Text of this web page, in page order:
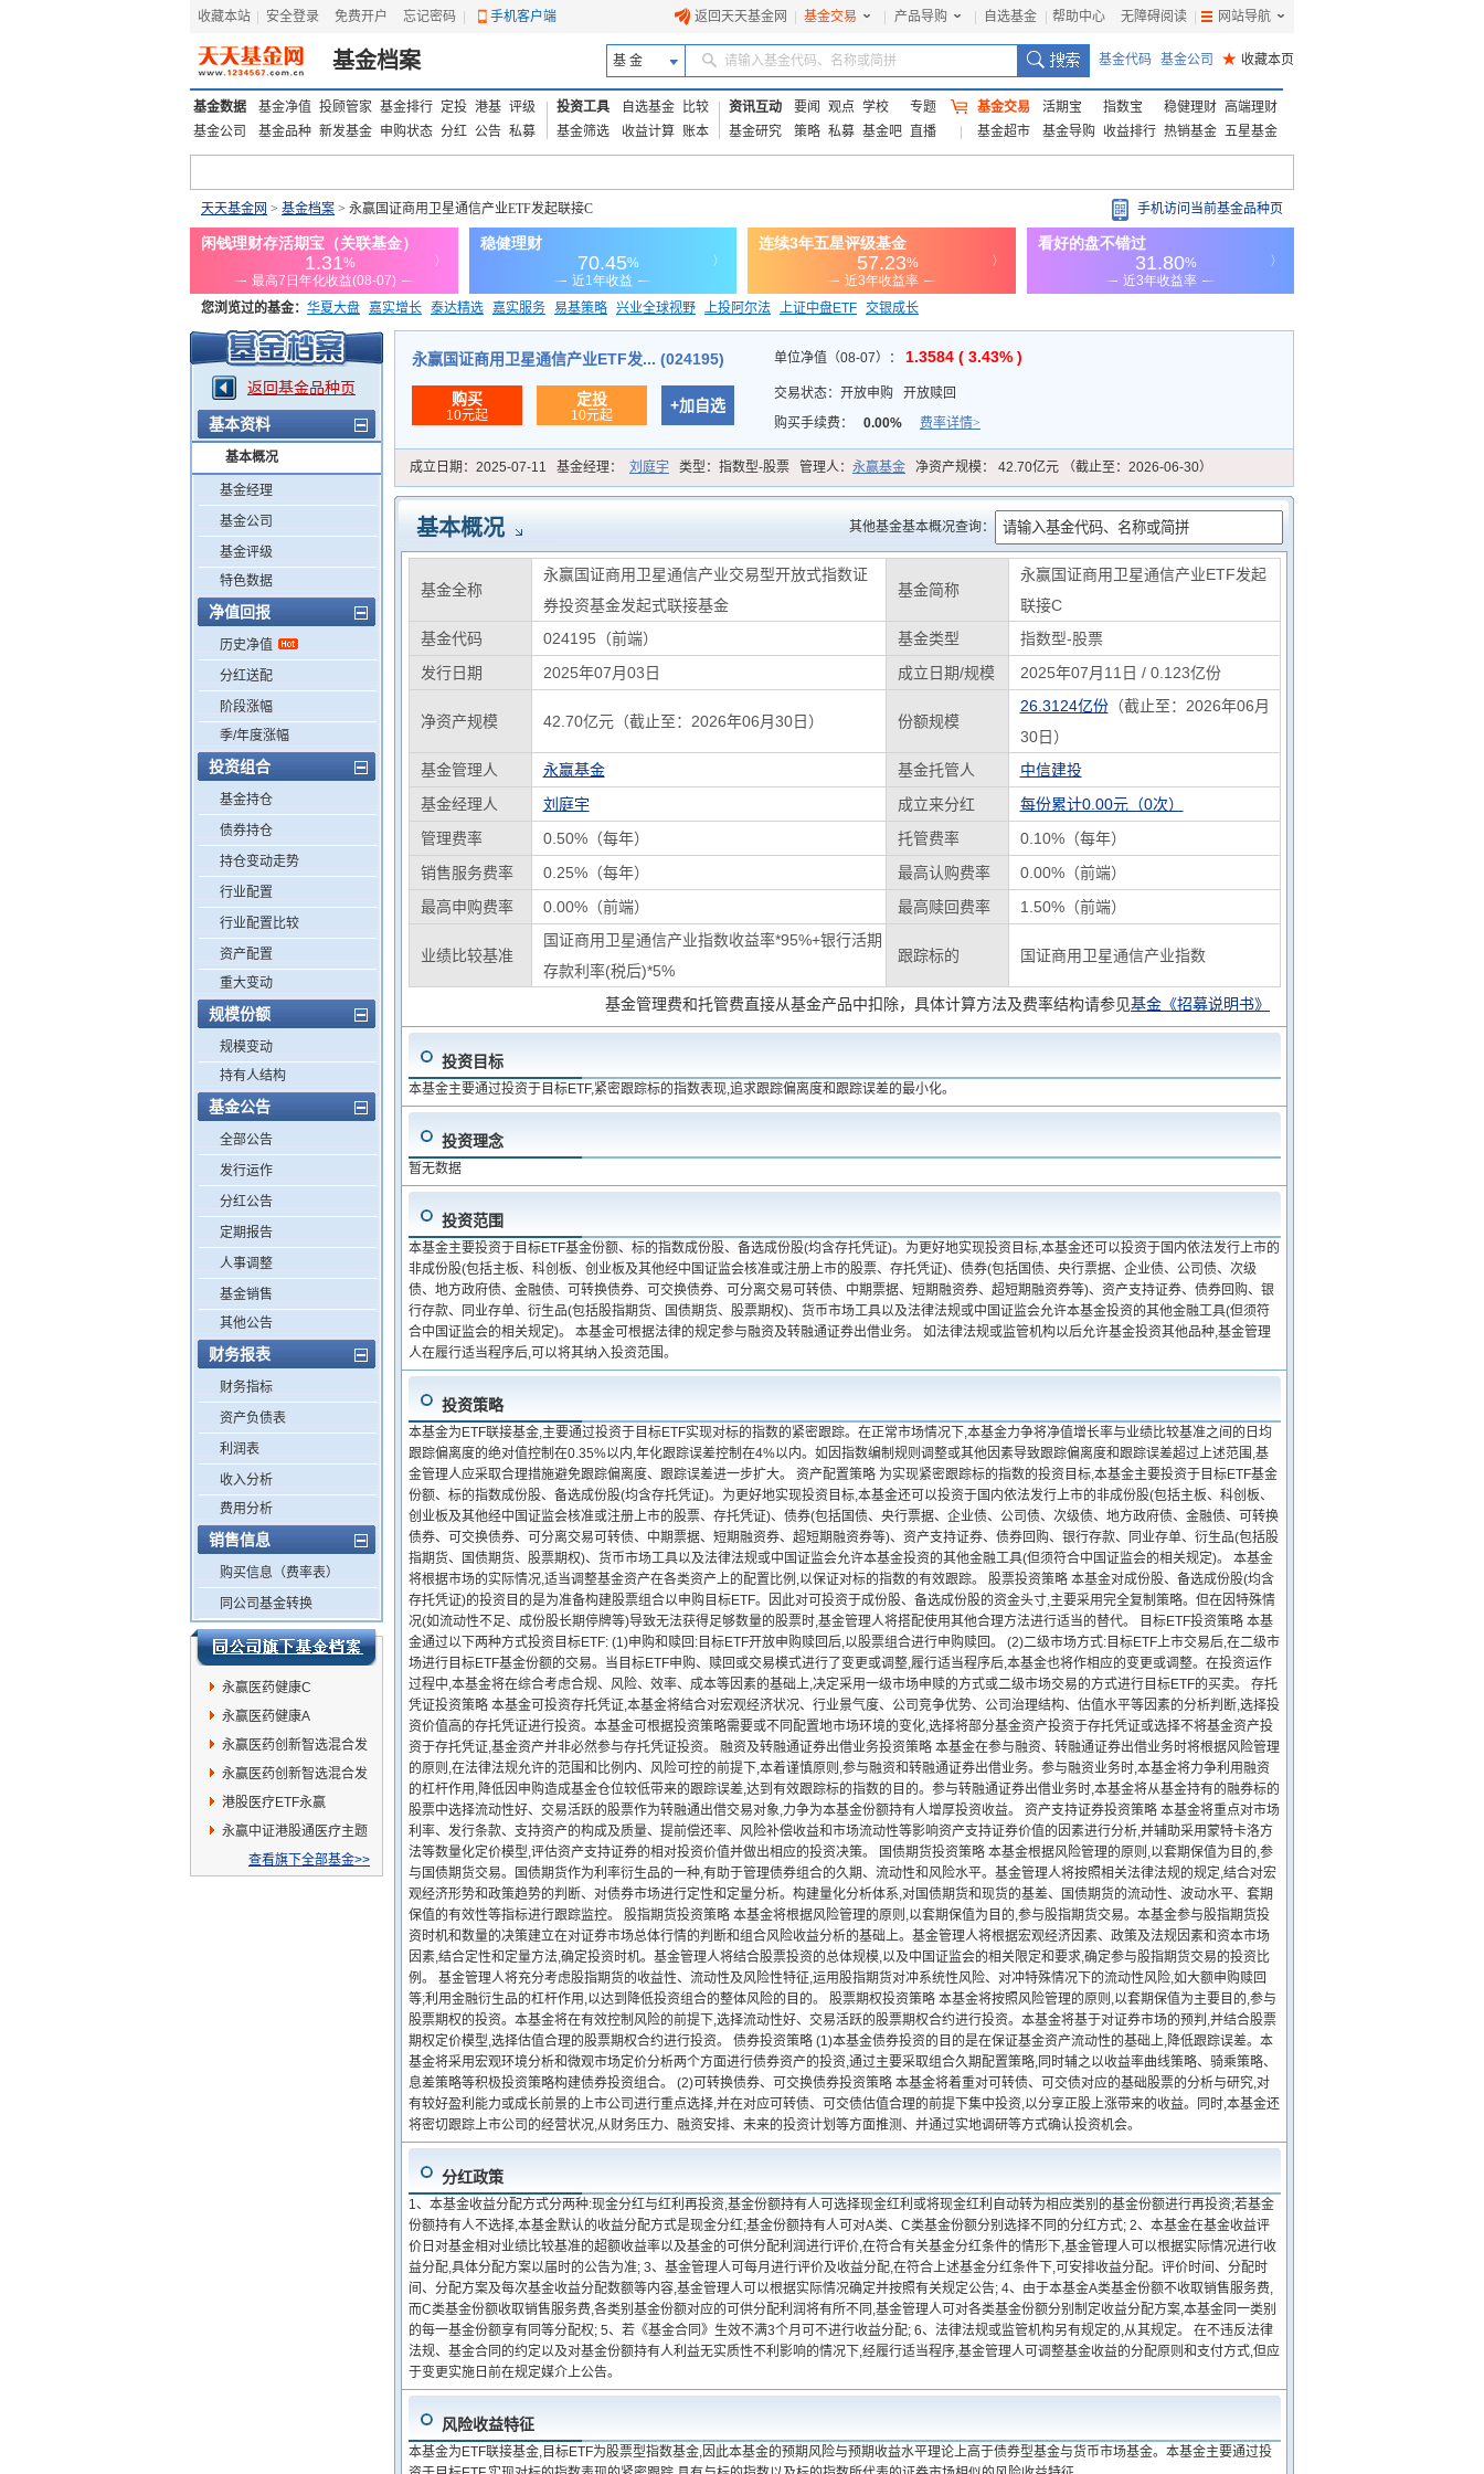
收藏本站 安全登录 免费开户 忘记密码 手机客户端 返回天天基金网 基金交易 产品导购 自选基金 帮助中心 无障碍阅读 网站导航
基金档案 基 金 请输入基金代码、名称或简拼 基金代码 基金公司 ★ 收藏本页
基金数据 基金净值 投顾管家 基金排行 定投 港基 评级
基金公司
基金品种 新发基金 申购状态 分红 公告 私募
投资工具 自选基金
比较
基金筛选
收益计算 账本
资讯互动 要闻 观点 学校
专题
基金研究
策略 私募 基金吧 直播
基金交易 活期宝 指数宝 稳健理财 高端理财
基金超市
基金导购 收益排行 热销基金 五星基金
天天基金网 > 基金档案 > 永赢国证商用卫星通信产业ETF发起联接C 手机访问当前基金品种页
您浏览过的基金： 华夏大盘 嘉实增长 泰达精选 嘉实服务 易基策略 兴业全球视野 上投阿尔法 上证中盘ETF 交银成长
添富优势 华安宏利 上证180价值ETF
返回基金品种页
基本资料
基本概况
基金经理
基金公司
基金评级
特色数据
净值回报
历史净值
分红送配
阶段涨幅
季/年度涨幅
投资组合
基金持仓
债券持仓
持仓变动走势
行业配置
行业配置比较
资产配置
重大变动
规模份额
规模变动
持有人结构
基金公告
全部公告
发行运作
分红公告
定期报告
人事调整
基金销售
其他公告
财务报表
财务指标
资产负债表
利润表
收入分析
费用分析
销售信息
购买信息（费率表）
同公司基金转换
永赢医药健康C
永赢医药健康A
永赢医药创新智选混合发
起A
永赢医药创新智选混合发
起C
港股医疗ETF永赢
永赢中证港股通医疗主题
ETF发起联接C
查看旗下全部基金>>
永赢国证商用卫星通信产业ETF发... (024195)
购买
10元起
定投
10元起
+加自选
单位净值（08-07）： 1.3584 ( 3.43% )
交易状态： 开放申购
开放赎回
购买手续费：
0.00% 费率详情>
成立日期： 2025-07-11 基金经理： 刘庭宇 类型： 指数型-股票 管理人： 永赢基金 净资产规模： 42.70亿元 （截止至：2026-06-30）
基本概况 其他基金基本概况查询：
基金全称
永赢国证商用卫星通信产业交易型开放式指数证
券投资基金发起式联接基金
基金简称
永赢国证商用卫星通信产业ETF发起
联接C
基金代码
024195（前端） 基金类型
指数型-股票
发行日期
2025年07月03日 成立日期/规模 2025年07月11日 / 0.123亿份
净资产规模 42.70亿元（截止至：2026年06月30日） 份额规模
26.3124亿份（截止至：2026年06月
30日）
基金管理人
永赢基金 基金托管人
中信建投
基金经理人
刘庭宇 成立来分红
每份累计0.00元（0次）
管理费率
0.50%（每年） 托管费率
0.10%（每年）
销售服务费率
0.25%（每年） 最高认购费率
0.00%（前端）
最高申购费率
0.00%（前端） 最高赎回费率 1.50%（前端）
业绩比较基准
国证商用卫星通信产业指数收益率*95%+银行活期
存款利率(税后)*5%
跟踪标的 国证商用卫星通信产业指数
基金管理费和托管费直接从基金产品中扣除，具体计算方法及费率结构请参见基金《招募说明书》
投资目标
本基金主要通过投资于目标ETF,紧密跟踪标的指数表现,追求跟踪偏离度和跟踪误差的最小化。
投资理念
暂无数据
投资范围
本基金主要投资于目标ETF基金份额、标的指数成份股、备选成份股(均含存托凭证)。为更好地实现投资目标,本基金还可以投资于国内依法发行上市的
非成份股(包括主板、科创板、创业板及其他经中国证监会核准或注册上市的股票、存托凭证)、债券(包括国债、央行票据、企业债、公司债、次级
债、地方政府债、金融债、可转换债券、可交换债券、可分离交易可转债、中期票据、短期融资券、超短期融资券等)、资产支持证券、债券回购、银
行存款、同业存单、衍生品(包括股指期货、国债期货、股票期权)、货币市场工具以及法律法规或中国证监会允许本基金投资的其他金融工具(但须符
合中国证监会的相关规定)。 本基金可根据法律的规定参与融资及转融通证券出借业务。 如法律法规或监管机构以后允许基金投资其他品种,基金管理
人在履行适当程序后,可以将其纳入投资范围。
投资策略
本基金为ETF联接基金,主要通过投资于目标ETF实现对标的指数的紧密跟踪。在正常市场情况下,本基金力争将净值增长率与业绩比较基准之间的日均
跟踪偏离度的绝对值控制在0.35%以内,年化跟踪误差控制在4%以内。如因指数编制规则调整或其他因素导致跟踪偏离度和跟踪误差超过上述范围,基
金管理人应采取合理措施避免跟踪偏离度、跟踪误差进一步扩大。 资产配置策略 为实现紧密跟踪标的指数的投资目标,本基金主要投资于目标ETF基金
份额、标的指数成份股、备选成份股(均含存托凭证)。为更好地实现投资目标,本基金还可以投资于国内依法发行上市的非成份股(包括主板、科创板、
创业板及其他经中国证监会核准或注册上市的股票、存托凭证)、债券(包括国债、央行票据、企业债、公司债、次级债、地方政府债、金融债、可转换
债券、可交换债券、可分离交易可转债、中期票据、短期融资券、超短期融资券等)、资产支持证券、债券回购、银行存款、同业存单、衍生品(包括股
指期货、国债期货、股票期权)、货币市场工具以及法律法规或中国证监会允许本基金投资的其他金融工具(但须符合中国证监会的相关规定)。 本基金
将根据市场的实际情况,适当调整基金资产在各类资产上的配置比例,以保证对标的指数的有效跟踪。 股票投资策略 本基金对成份股、备选成份股(均含
存托凭证)的投资目的是为准备构建股票组合以申购目标ETF。因此对可投资于成份股、备选成份股的资金头寸,主要采用完全复制策略。但在因特殊情
况(如流动性不足、成份股长期停牌等)导致无法获得足够数量的股票时,基金管理人将搭配使用其他合理方法进行适当的替代。 目标ETF投资策略 本基
金通过以下两种方式投资目标ETF: (1)申购和赎回:目标ETF开放申购赎回后,以股票组合进行申购赎回。 (2)二级市场方式:目标ETF上市交易后,在二级市
场进行目标ETF基金份额的交易。当目标ETF申购、赎回或交易模式进行了变更或调整,履行适当程序后,本基金也将作相应的变更或调整。在投资运作
过程中,本基金将在综合考虑合规、风险、效率、成本等因素的基础上,决定采用一级市场申赎的方式或二级市场交易的方式进行目标ETF的买卖。 存托
凭证投资策略 本基金可投资存托凭证,本基金将结合对宏观经济状况、行业景气度、公司竞争优势、公司治理结构、估值水平等因素的分析判断,选择投
资价值高的存托凭证进行投资。本基金可根据投资策略需要或不同配置地市场环境的变化,选择将部分基金资产投资于存托凭证或选择不将基金资产投
资于存托凭证,基金资产并非必然参与存托凭证投资。 融资及转融通证券出借业务投资策略 本基金在参与融资、转融通证券出借业务时将根据风险管理
的原则,在法律法规允许的范围和比例内、风险可控的前提下,本着谨慎原则,参与融资和转融通证券出借业务。参与融资业务时,本基金将力争利用融资
的杠杆作用,降低因申购造成基金仓位较低带来的跟踪误差,达到有效跟踪标的指数的目的。参与转融通证券出借业务时,本基金将从基金持有的融券标的
股票中选择流动性好、交易活跃的股票作为转融通出借交易对象,力争为本基金份额持有人增厚投资收益。 资产支持证券投资策略 本基金将重点对市场
利率、发行条款、支持资产的构成及质量、提前偿还率、风险补偿收益和市场流动性等影响资产支持证券价值的因素进行分析,并辅助采用蒙特卡洛方
法等数量化定价模型,评估资产支持证券的相对投资价值并做出相应的投资决策。 国债期货投资策略 本基金根据风险管理的原则,以套期保值为目的,参
与国债期货交易。国债期货作为利率衍生品的一种,有助于管理债券组合的久期、流动性和风险水平。基金管理人将按照相关法律法规的规定,结合对宏
观经济形势和政策趋势的判断、对债券市场进行定性和定量分析。构建量化分析体系,对国债期货和现货的基差、国债期货的流动性、波动水平、套期
保值的有效性等指标进行跟踪监控。 股指期货投资策略 本基金将根据风险管理的原则,以套期保值为目的,参与股指期货交易。本基金参与股指期货投
资时机和数量的决策建立在对证券市场总体行情的判断和组合风险收益分析的基础上。基金管理人将根据宏观经济因素、政策及法规因素和资本市场
因素,结合定性和定量方法,确定投资时机。基金管理人将结合股票投资的总体规模,以及中国证监会的相关限定和要求,确定参与股指期货交易的投资比
例。 基金管理人将充分考虑股指期货的收益性、流动性及风险性特征,运用股指期货对冲系统性风险、对冲特殊情况下的流动性风险,如大额申购赎回
等;利用金融衍生品的杠杆作用,以达到降低投资组合的整体风险的目的。 股票期权投资策略 本基金将按照风险管理的原则,以套期保值为主要目的,参与
股票期权的投资。本基金将在有效控制风险的前提下,选择流动性好、交易活跃的股票期权合约进行投资。本基金将基于对证券市场的预判,并结合股票
期权定价模型,选择估值合理的股票期权合约进行投资。 债券投资策略 (1)本基金债券投资的目的是在保证基金资产流动性的基础上,降低跟踪误差。本
基金将采用宏观环境分析和微观市场定价分析两个方面进行债券资产的投资,通过主要采取组合久期配置策略,同时辅之以收益率曲线策略、骑乘策略、
息差策略等积极投资策略构建债券投资组合。 (2)可转换债券、可交换债券投资策略 本基金将着重对可转债、可交债对应的基础股票的分析与研究,对
有较好盈利能力或成长前景的上市公司进行重点选择,并在对应可转债、可交债估值合理的前提下集中投资,以分享正股上涨带来的收益。同时,本基金还
将密切跟踪上市公司的经营状况,从财务压力、融资安排、未来的投资计划等方面推测、并通过实地调研等方式确认投资机会。
分红政策
1、本基金收益分配方式分两种:现金分红与红利再投资,基金份额持有人可选择现金红利或将现金红利自动转为相应类别的基金份额进行再投资;若基金
份额持有人不选择,本基金默认的收益分配方式是现金分红;基金份额持有人可对A类、C类基金份额分别选择不同的分红方式; 2、本基金在基金收益评
价日对基金相对业绩比较基准的超额收益率以及基金的可供分配利润进行评价,在符合有关基金分红条件的情形下,基金管理人可以根据实际情况进行收
益分配,具体分配方案以届时的公告为准; 3、基金管理人可每月进行评价及收益分配,在符合上述基金分红条件下,可安排收益分配。评价时间、分配时
间、分配方案及每次基金收益分配数额等内容,基金管理人可以根据实际情况确定并按照有关规定公告; 4、由于本基金A类基金份额不收取销售服务费,
而C类基金份额收取销售服务费,各类别基金份额对应的可供分配利润将有所不同,基金管理人可对各类基金份额分别制定收益分配方案,本基金同一类别
的每一基金份额享有同等分配权; 5、若《基金合同》生效不满3个月可不进行收益分配; 6、法律法规或监管机构另有规定的,从其规定。 在不违反法律
法规、基金合同的约定以及对基金份额持有人利益无实质性不利影响的情况下,经履行适当程序,基金管理人可调整基金收益的分配原则和支付方式,但应
于变更实施日前在规定媒介上公告。
风险收益特征
本基金为ETF联接基金,目标ETF为股票型指数基金,因此本基金的预期风险与预期收益水平理论上高于债券型基金与货币市场基金。本基金主要通过投